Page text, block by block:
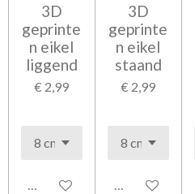
3D
geprinte
n eikel
liggend
€ 2,99
In winkelwagen
3D
geprinte
n eikel
staand
€ 2,99
In winkelwagen